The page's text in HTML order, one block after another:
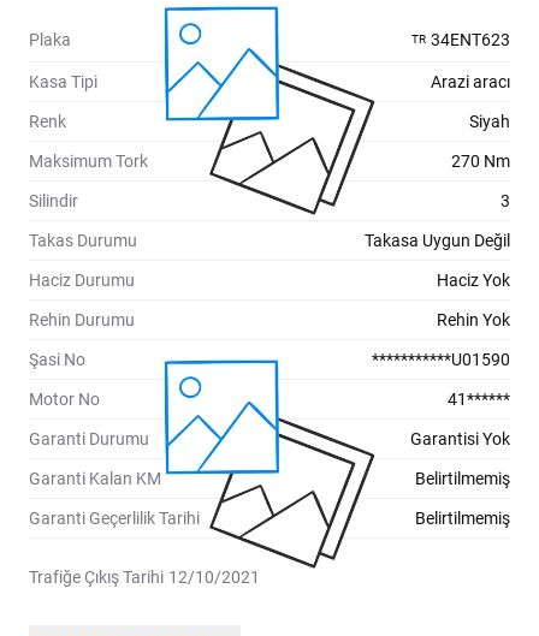
Plaka TR 34ENT623
Kasa Tipi Arazi aracı
Renk Siyah
Maksimum Tork 270 Nm
Silindir 3
Takas Durumu Takasa Uygun Değil
Haciz Durumu Haciz Yok
Rehin Durumu Rehin Yok
Şasi No ***********U01590
Motor No 41******
Garanti Durumu Garantisi Yok
Garanti Kalan KM Belirtilmemiş
Garanti Geçerlilik Tarihi Belirtilmemiş
Trafiğe Çıkış Tarihi 12/10/2021